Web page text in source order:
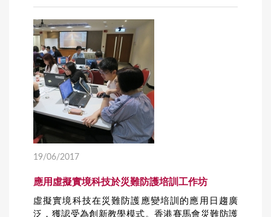
19/06/2017
應用虛擬實境科技於災難防護培訓工作坊
虛擬實境科技在災難防護應變培訓的應用日趨廣
泛，獲認受為創新教學模式。香港賽馬會災難防護